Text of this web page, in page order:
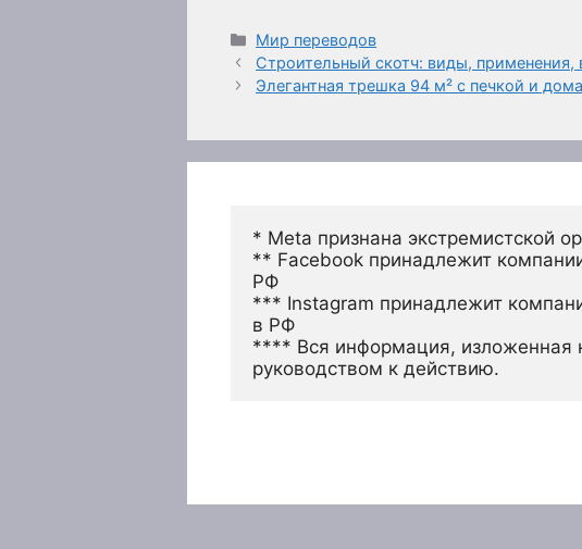
Рубрики
Мир переводов
Строительный скотч: виды, применения,
Элегантная трешка 94 м² с печкой и
* Meta признана экстремистской
** Facebook принадлежит
РФ
*** Instagram принадлежит
в РФ
**** Вся информация, изложенная
руководством к действию.